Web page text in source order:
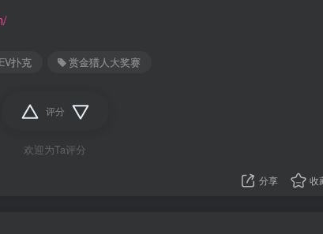
EV扑克 赏金猎人大奖赛
评分
欢迎为Ta评分
分享 收